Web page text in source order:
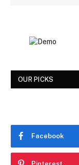
OUR PICKS
Facebook